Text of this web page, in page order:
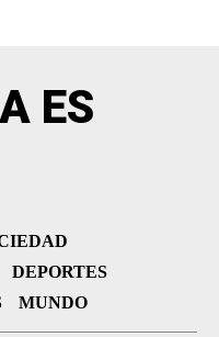
ES
DEPORTES
MUNDO